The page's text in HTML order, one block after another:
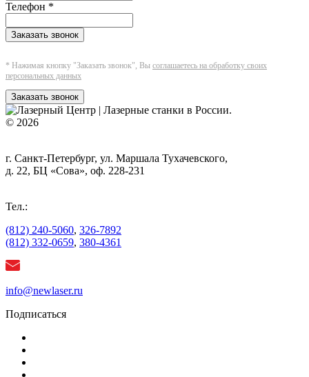
Телефон *
Заказать звонок
* Нажимая кнопку "Заказать звонок", Вы соглашаетесь на обработку своих
персональных данных
Заказать звонок
© 2026
г. Санкт-Петербург, ул. Маршала Тухачевского,
д. 22, БЦ «Сова», оф. 228-231
Тел.:
(812) 240-5060, 326-7892
(812) 332-0659, 380-4361
info@newlaser.ru
Подписаться